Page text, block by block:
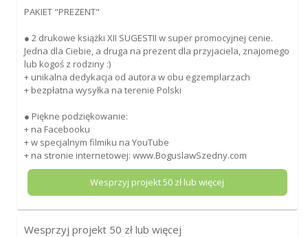
PAKIET "PREZENT"
● 2 drukowe książki XII SUGESTII w super promocyjnej cenie.
Jedna dla Ciebie, a druga na prezent dla przyjaciela, znajomego
lub kogoś z rodziny :)
+ unikalna dedykacja od autora w obu egzemplarzach
+ bezpłatna wysyłka na terenie Polski
● Piękne podziękowanie:
+ na Facebooku
+ w specjalnym filmiku na YouTube
+ na stronie internetowej: www.BoguslawSzedny.com
Wesprzyj projekt50 zł lub więcej
Wesprzyj projekt 50 zł lub więcej